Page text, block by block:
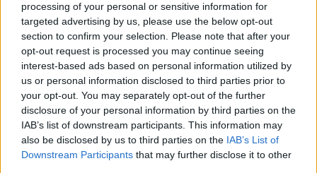
processing of your personal or sensitive information for
targeted advertising by us, please use the below opt-out
section to confirm your selection. Please note that after your
opt-out request is processed you may continue seeing
interest-based ads based on personal information utilized by
us or personal information disclosed to third parties prior to
your opt-out. You may separately opt-out of the further
disclosure of your personal information by third parties on the
IAB’s list of downstream participants. This information may
also be disclosed by us to third parties on the IAB’s List of
Downstream Participants that may further disclose it to other
Mihai Fifor, atac fără precedent! S-a
practicat bullying-ul asupra votanţilor
PSD